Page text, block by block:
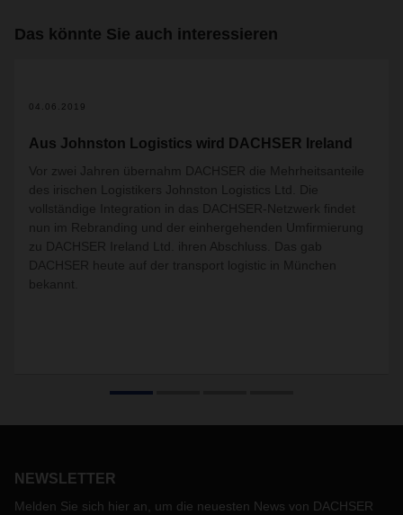
Das könnte Sie auch interessieren
04.06.2019
Aus Johnston Logistics wird DACHSER Ireland
Vor zwei Jahren übernahm DACHSER die Mehrheitsanteile
des irischen Logistikers Johnston Logistics Ltd. Die
vollständige Integration in das DACHSER-Netzwerk findet
nun im Rebranding und der einhergehenden Umfirmierung
zu DACHSER Ireland Ltd. ihren Abschluss. Das gab
DACHSER heute auf der transport logistic in München
bekannt.
NEWSLETTER
Melden Sie sich hier an, um die neuesten News von DACHSER